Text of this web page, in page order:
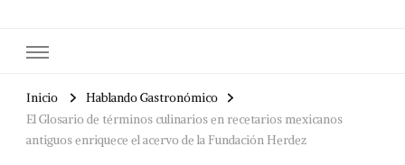
Inicio
Hablando Gastronómico
El Glosario de términos culinarios en recetarios mexicanos
antiguos enriquece el acervo de la Fundación Herdez